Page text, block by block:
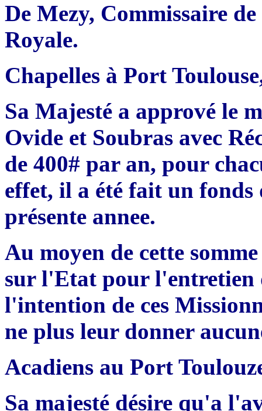
De Mezy, Commissaire
Royale.
Chapelles à Port
Sa Majesté a apprové le
Ovide et Soubras avec
de 400# par an, pour
effet, il a été fait un fonds
présente annee.
Au moyen de cette
sur l'Etat pour l'entretien
l'intention de ces
ne plus leur donner
Acadiens au Port
Sa majesté désire qu'a